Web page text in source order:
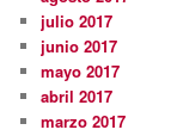
julio 2017
junio 2017
mayo 2017
abril 2017
marzo 2017